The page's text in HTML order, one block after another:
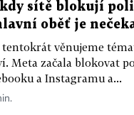
sítě blokují
oběť je
tentokrát věnujeme
Meta začala blokovat
a Instagramu a...